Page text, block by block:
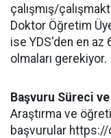
çalışmış/
Doktor Öğretim
ise YDS'den en az
olmaları gerekiyor.
Başvuru Süreci
Araştırma ve
başvurular